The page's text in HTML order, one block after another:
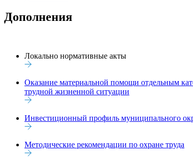
Дополнения
Локально нормативные акты
Оказание материальной помощи отдельным
трудной жизненной ситуации
Инвестиционный профиль муниципального
Методические рекомендации по охране труда